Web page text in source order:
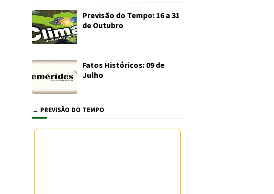
Previsão do Tempo: 16 a 31
de Outubro
Fatos Históricos: 09 de
Julho
→ PREVISÃO DO TEMPO